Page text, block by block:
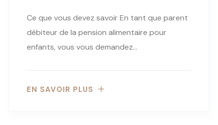
Ce que vous devez savoir En tant que parent
débiteur de la pension alimentaire pour
enfants, vous vous demandez…
EN SAVOIR PLUS